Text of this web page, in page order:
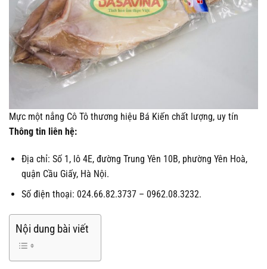
Mực một nắng Cô Tô thương hiệu Bá Kiến chất lượng, uy tín
Thông tin liên hệ:
Địa chỉ: Số 1, lô 4E, đường Trung Yên 10B, phường Yên Hoà,
quận Cầu Giấy, Hà Nội.
Số điện thoại: 024.66.82.3737 – 0962.08.3232.
Nội dung bài viết